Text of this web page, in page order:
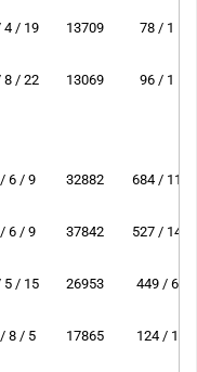
4 / 19 13709 78 / 1
8 / 22 13069 96 / 1
6 / 9 32882 684 / 11
6 / 9 37842 527 / 14
5 / 15 26953 449 / 6
8 / 5 17865 124 / 1